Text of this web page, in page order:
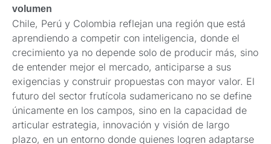
volumen
Chile, Perú y Colombia reflejan una región que está
aprendiendo a competir con inteligencia, donde el
crecimiento ya no depende solo de producir más, sino
de entender mejor el mercado, anticiparse a sus
exigencias y construir propuestas con mayor valor. El
futuro del sector frutícola sudamericano no se define
únicamente en los campos, sino en la capacidad de
articular estrategia, innovación y visión de largo
plazo, en un entorno donde quienes logren adaptarse